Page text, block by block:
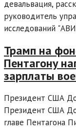
девальвация,
руководитель
исследований
Трамп на
Пентагону
зарплаты
Президент США
Президент США
главе Пентагона